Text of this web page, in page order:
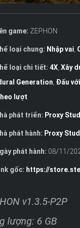
game: ZEPHON
loại chung: Nhập vai
loại chi tiết: 4X, Xây
Generation Đấu
lượt
phát triển: Proxy
phát hành: Proxy
phát hành: 08/11/
gốc: https://
v1.3.5-P2P
lượng: 6 GB